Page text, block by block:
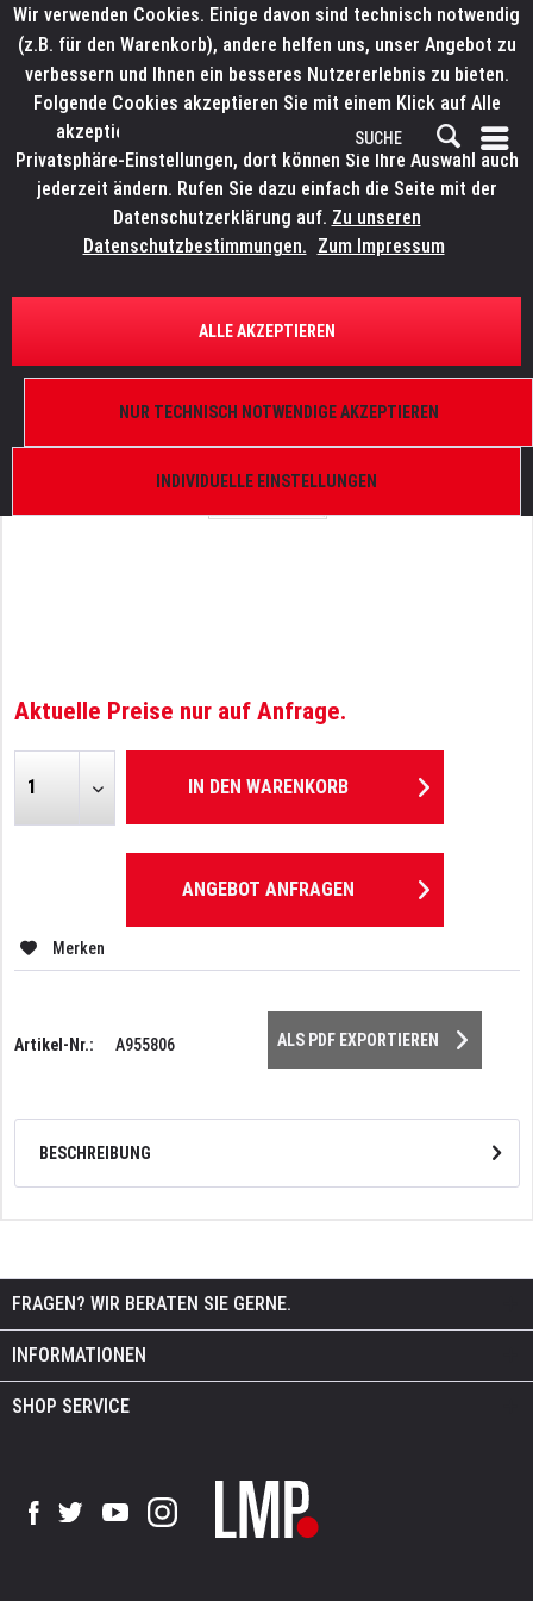
ÜBERSICHT ERSATZTEILE
LITECRAFT WashX.21
Aktuelle Preise nur auf Anfrage.
IN DEN WARENKORB
ANGEBOT ANFRAGEN
Merken
Artikel-Nr.: A955806 ALS PDF EXPORTIEREN
BESCHREIBUNG
FRAGEN? WIR BERATEN SIE GERNE.
INFORMATIONEN
SHOP SERVICE
Wir verwenden Cookies. Einige davon sind technisch notwendig
(z.B. für den Warenkorb), andere helfen uns, unser Angebot zu
verbessern und Ihnen ein besseres Nutzererlebnis zu bieten.
Folgende Cookies akzeptieren Sie mit einem Klick auf Alle
akzeptieren. Weitere Informationen finden Sie in den
Privatsphäre-Einstellungen, dort können Sie Ihre Auswahl auch
jederzeit ändern. Rufen Sie dazu einfach die Seite mit der
Datenschutzerklärung auf. Zu unseren
Datenschutzbestimmungen. Zum Impressum
INDIVIDUELLE EINSTELLUNGEN
NUR TECHNISCH NOTWENDIGE AKZEPTIEREN
ALLE AKZEPTIEREN